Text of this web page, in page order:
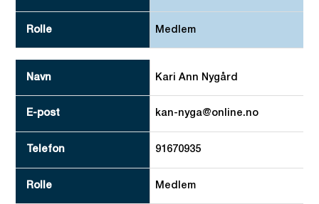
Medlem
Kari Ann Nygård
kan-nyga@online.no
91670935
Medlem